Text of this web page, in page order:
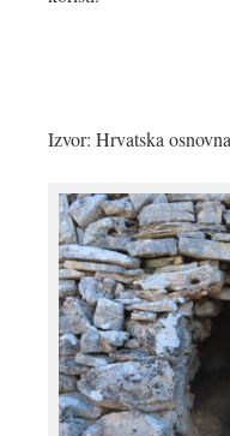
Izvor: Hrvatska